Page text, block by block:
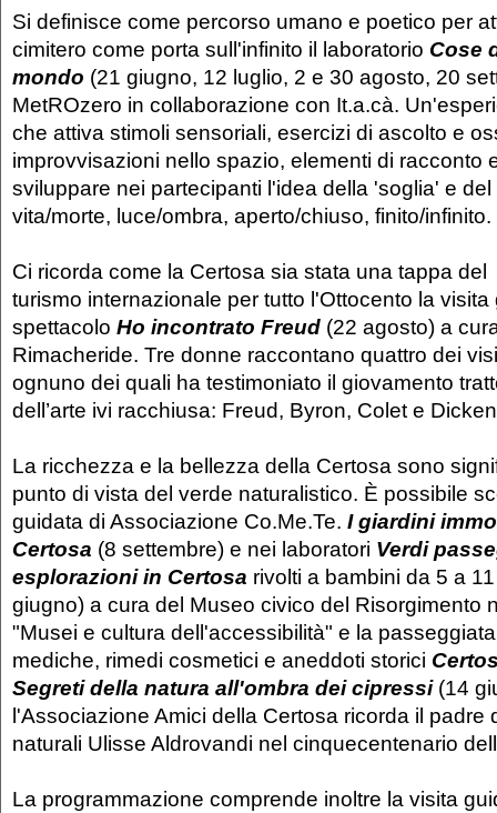
Si definisce come percorso umano e poetico per
cimitero come porta sull'infinito il laboratorio Cose
mondo (21 giugno, 12 luglio, 2 e 30 agosto, 20
MetROzero in collaborazione con It.a.cà.
che attiva stimoli sensoriali, esercizi di ascolto e
improvvisazioni nello spazio, elementi di racconto
sviluppare nei partecipanti l'idea della 'soglia' e
vita/morte, luce/ombra, aperto/chiuso, finito/infinito.
Ci ricorda come la Certosa sia stata una tappa del
turismo internazionale per tutto l'Ottocento la visita
spettacolo Ho incontrato Freud (22 agosto) a
Rimacheride. Tre donne raccontano quattro dei
ognuno dei quali ha testimoniato il giovamento
dell’arte ivi racchiusa: Freud, Byron, Colet e
La ricchezza e la bellezza della Certosa sono
punto di vista del verde naturalistico. È possibile
guidata di Associazione Co.Me.Te. I giardini
Certosa (8 settembre) e nei laboratori Verdi
esplorazioni in Certosa rivolti a bambini da 5 a
giugno) a cura del Museo civico del Risorgimento
"Musei e cultura dell'accessibilità" e la
mediche, rimedi cosmetici e aneddoti storici
Segreti della natura all'ombra dei cipressi (14
l'Associazione Amici della Certosa ricorda il padre
naturali Ulisse Aldrovandi nel cinquecentenario
La programmazione comprende inoltre la visita